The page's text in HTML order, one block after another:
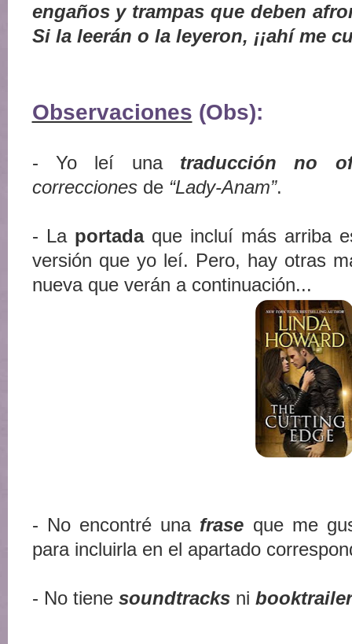
engaños y trampas que deben
Si la leerán o la leyeron, ¡¡ahí me
Observaciones (Obs):
- Yo leí una traducción no
correcciones de “Lady-Anam”.
- La portada que incluí más arriba
versión que yo leí. Pero, hay otras
nueva que verán a continuación...
- No encontré una frase que me
para incluirla en el apartado
- No tiene soundtracksni booktrailer